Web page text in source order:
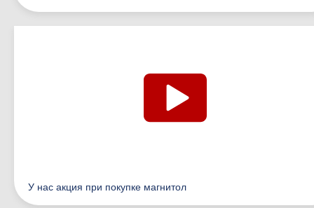
У нас акция при покупке магнитол